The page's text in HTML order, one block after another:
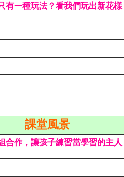
有一種玩法？看我們玩出新花樣
課堂風景
合作，讓孩子練習當學習的主人